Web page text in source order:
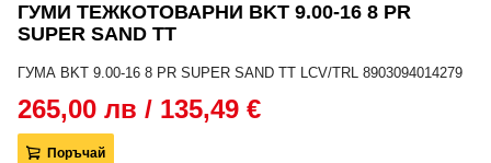
ГУМИ ТЕЖКОТОВАРНИ BKT 9.00-16 8 PR
SUPER SAND TT
ГУМА BKT 9.00-16 8 PR SUPER SAND TT LCV/TRL 8903094014279
265,00 лв / 135,49 €
Поръчай